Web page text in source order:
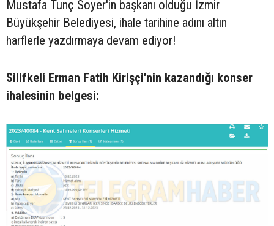
Mustafa Tunç Soyer'in başkanı olduğu İzmir
Büyükşehir Belediyesi, ihale tarihine adını altın
harflerle yazdırmaya devam ediyor!
Silifkeli Erman Fatih Kirişçi'nin kazandığı konser
ihalesinin belgesi: